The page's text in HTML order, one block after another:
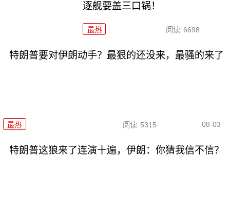
逐舰要盖三口锅！
最热 阅读 6698
特朗普要对伊朗动手？最狠的还没来，最骚的来了
最热 阅读 5315 08-03
特朗普这狼来了连演十遍，伊朗：你猜我信不信？